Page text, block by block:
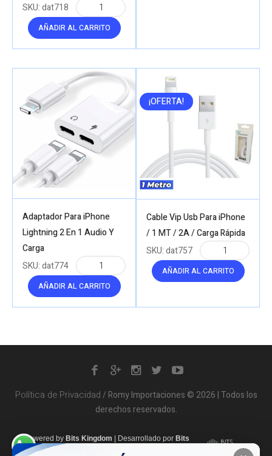
AÑADIR AL CARRITO
SKU:dat718
Adaptador Para iPhone
Lightning 2 En 1 Audio Y
Carga
AÑADIR AL CARRITO
SKU:dat774
¡OFERTA!
Cable Vip Usb Para iPhone
/ 1 MT / 2A / Carga Rápida
AÑADIR AL CARRITO
SKU:dat757
Política de Privacidad/ Romy Importaciones © 2026 | Todos los
derechos reservados.
Powered by Bits Kingdom | Desarrollado por Bits
Kingdom